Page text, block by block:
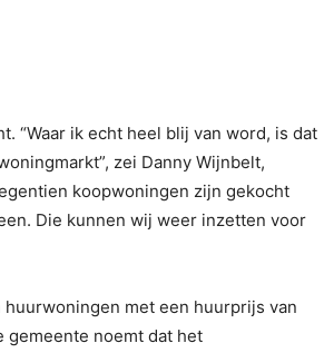
“Waar ik echt heel blij van word, is dat
zei Danny Wijnbelt,
koopwoningen zijn gekocht
Die kunnen wij weer inzetten voor
met een huurprijs van
gemeente noemt dat het